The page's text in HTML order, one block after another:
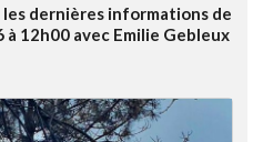
dernières informations de
12h00 avec Emilie Gebleux